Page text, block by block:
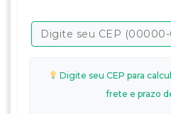
Digite seu CEP para
frete e prazo